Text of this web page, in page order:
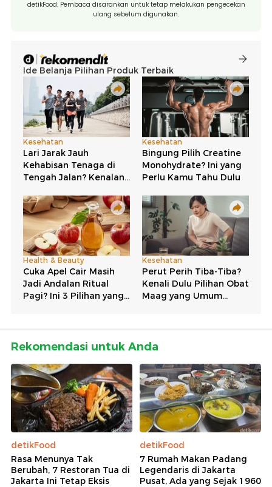
detikFood. Pembaca disarankan untuk tetap melakukan pengecekan
ulang sebelum digunakan.
Rekomendasi untuk Anda
detikFood
Rasa Menunya Tak
Berubah, 7 Restoran Tua di
Jakarta Ini Tetap Eksis
detikFood
7 Rumah Makan Padang
Legendaris di Jakarta
Pusat, Ada yang Sejak 1960